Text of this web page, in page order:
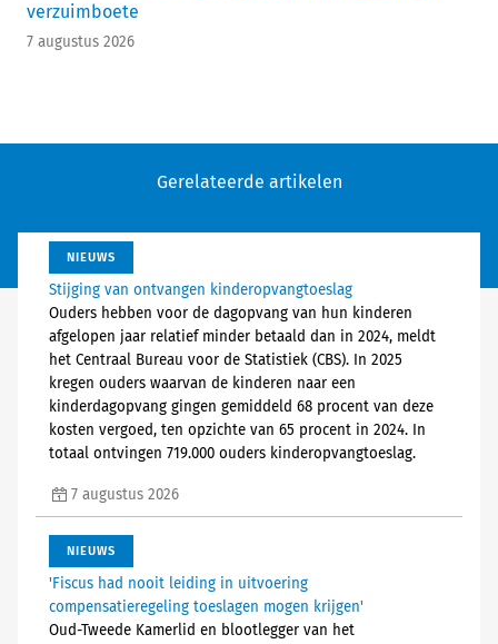
verzuimboete
7 augustus 2026
Gerelateerde artikelen
NIEUWS
Stijging van ontvangen kinderopvangtoeslag
Ouders hebben voor de dagopvang van hun kinderen
afgelopen jaar relatief minder betaald dan in 2024, meldt
het Centraal Bureau voor de Statistiek (CBS). In 2025
kregen ouders waarvan de kinderen naar een
kinderdagopvang gingen gemiddeld 68 procent van deze
kosten vergoed, ten opzichte van 65 procent in 2024. In
totaal ontvingen 719.000 ouders kinderopvangtoeslag.
7 augustus 2026
NIEUWS
'Fiscus had nooit leiding in uitvoering
compensatieregeling toeslagen mogen krijgen'
Oud-Tweede Kamerlid en blootlegger van het